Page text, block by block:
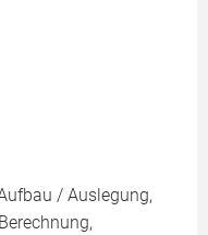
/ Auslegung,